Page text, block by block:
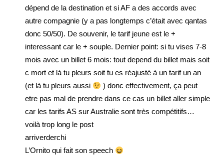
dépend de la destination et si AF a des accords avec
autre compagnie (y a pas longtemps c’était avec qantas
donc 50/50). De souvenir, le tarif jeune est le +
interessant car le + souple. Dernier point: si tu vises 7-8
mois avec un billet 6 mois: tout depend du billet mais soit
c mort et là tu pleurs soit tu es réajusté à un tarif un an
(et là tu pleurs aussi
) donc effectivement, ça peut
etre pas mal de prendre dans ce cas un billet aller simple
car les tarifs AS sur Australie sont très compétitifs…
voilà trop long le post
arriverderchi
L’Ornito qui fait son speech